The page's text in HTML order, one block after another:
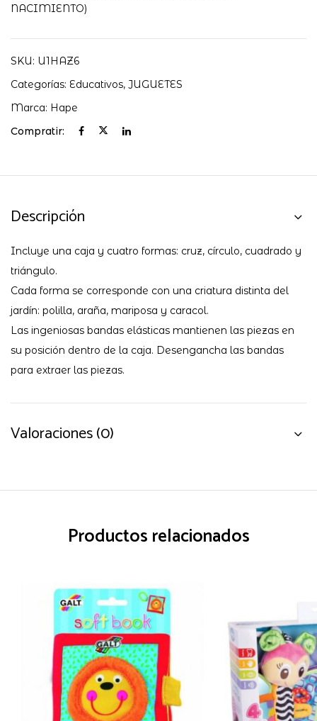
NACIMIENTO)
SKU: U1HAZ6
Categorías: Educativos, JUGUETES
Marca: Hape
Compratir:
Descripción
Incluye una caja y cuatro formas: cruz, círculo, cuadrado y
triángulo.
Cada forma se corresponde con una criatura distinta del
jardín: polilla, araña, mariposa y caracol.
Las ingeniosas bandas elásticas mantienen las piezas en
su posición dentro de la caja. Desengancha las bandas
para extraer las piezas.
Valoraciones (0)
Productos relacionados